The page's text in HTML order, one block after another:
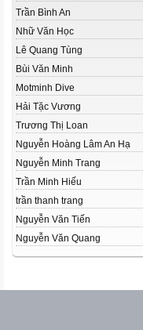
Trần Bình An
Nhữ Văn Học
Lê Quang Tùng
Bùi Văn Minh
Motminh Dive
Hải Tặc Vương
Trương Thị Loan
Nguyễn Hoàng Lâm An Hạ
Nguyễn Minh Trang
Trần Minh Hiếu
trần thanh trang
Nguyễn Văn Tiến
Nguyễn Văn Quang